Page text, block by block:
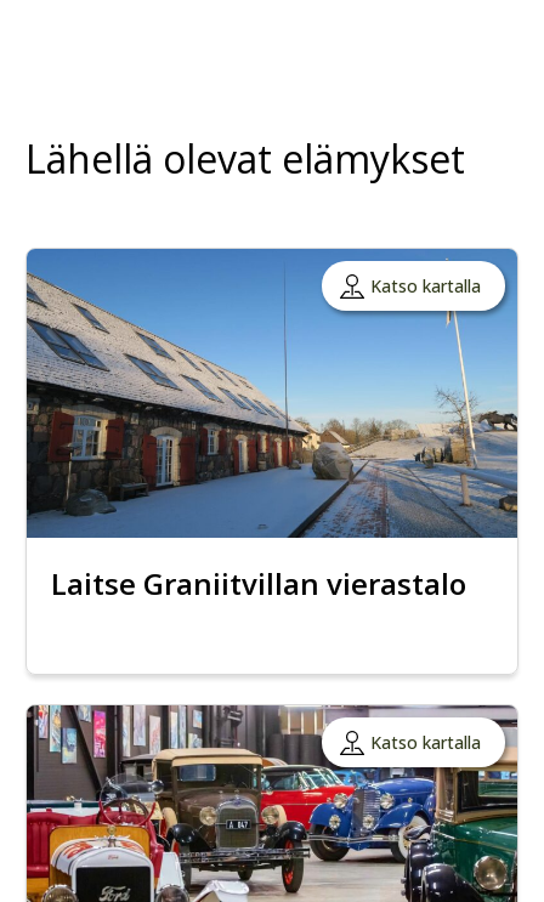
Lähellä olevat elämykset
Katso kartalla
Laitse Graniitvillan vierastalo
Katso kartalla